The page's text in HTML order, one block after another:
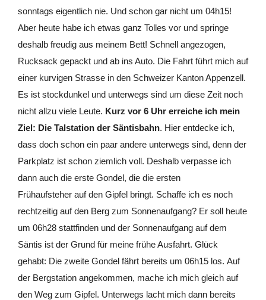
sonntags eigentlich nie. Und schon gar nicht um 04h15!
Aber heute habe ich etwas ganz Tolles vor und springe
deshalb freudig aus meinem Bett! Schnell angezogen,
Rucksack gepackt und ab ins Auto. Die Fahrt führt mich auf
einer kurvigen Strasse in den Schweizer Kanton Appenzell.
Es ist stockdunkel und unterwegs sind um diese Zeit noch
nicht allzu viele Leute. Kurz vor 6 Uhr erreiche ich mein
Ziel: Die Talstation der Säntisbahn. Hier entdecke ich,
dass doch schon ein paar andere unterwegs sind, denn der
Parkplatz ist schon ziemlich voll. Deshalb verpasse ich
dann auch die erste Gondel, die die ersten
Frühaufsteher auf den Gipfel bringt. Schaffe ich es noch
rechtzeitig auf den Berg zum Sonnenaufgang? Er soll heute
um 06h28 stattfinden und der Sonnenaufgang auf dem
Säntis ist der Grund für meine frühe Ausfahrt. Glück
gehabt: Die zweite Gondel fährt bereits um 06h15 los. Auf
der Bergstation angekommen, mache ich mich gleich auf
den Weg zum Gipfel. Unterwegs lacht mich dann bereits